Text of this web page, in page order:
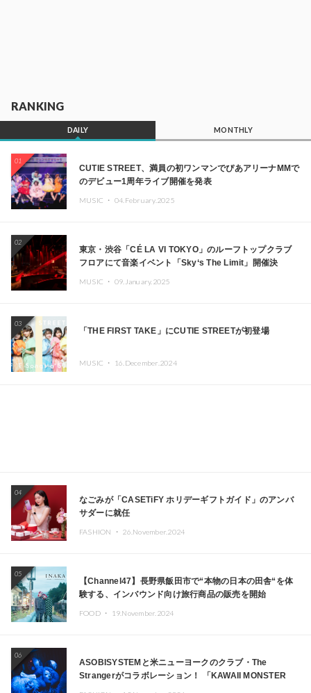
RANKING
DAILY MONTHLY
01
CUTIE STREET、満員の初ワンマンでぴあアリーナMMで
のデビュー1周年ライブ開催を発表
MUSIC ・ 04.February.2025
02
東京・渋谷「CÉ LA VI TOKYO」のルーフトップクラブ
フロアにて音楽イベント「Sky‘s The Limit」開催決
Kza（FORCE OF NATURE）ら日本を代表するDJ・クリ
MUSIC ・ 09.January.2025
03
「THE FIRST TAKE」にCUTIE STREETが初登場
MUSIC ・ 16.December.2024
04
なごみが「CASETiFY ホリデーギフトガイド」のアンバ
サダーに就任
FASHION ・ 26.November.2024
05
【Channel47】長野県飯田市で“本物の日本の田舎“を体
験する、インバウンド向け旅行商品の販売を開始
FOOD ・ 19.November.2024
06
ASOBISYSTEMと米ニューヨークのクラブ・The
Strangerがコラボレーション！ 「KAWAII MONSTER